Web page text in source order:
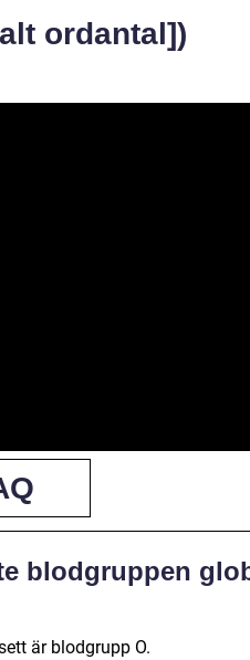
ordantal])
blodgruppen
är blodgrupp O.